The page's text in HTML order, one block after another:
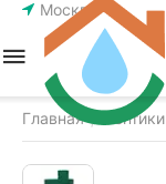
Москва
Главная / Септики